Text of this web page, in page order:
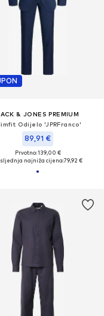
& JONES PREMIUM
Odijelo 'JPRFranco'
89,91 €
Prvotno: 139,00 €
najniža cijena:79,92 €